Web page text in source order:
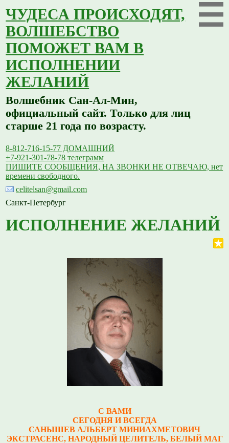
ЧУДЕСА ПРОИСХОДЯТ,
ВОЛШЕБСТВО
ПОМОЖЕТ ВАМ В
ИСПОЛНЕНИИ
ЖЕЛАНИЙ
Волшебник Сан-Ал-Мин,
официальный сайт. Только для лиц
старше 21 года по возрасту.
8-812-716-15-77 ДОМАШНИЙ
+7-921-301-78-78 телеграмм
ПИШИТЕ СООБЩЕНИЯ, НА ЗВОНКИ НЕ ОТВЕЧАЮ, нет
времени свободного.
celitelsan@gmail.com
Санкт-Петербург
ИСПОЛНЕНИЕ ЖЕЛАНИЙ
С ВАМИ
СЕГОДНЯ И ВСЕГДА
САНЫШЕВ АЛЬБЕРТ МИНИАХМЕТОВИЧ
ЭКСТРАСЕНС, НАРОДНЫЙ ЦЕЛИТЕЛЬ, БЕЛЫЙ МАГ